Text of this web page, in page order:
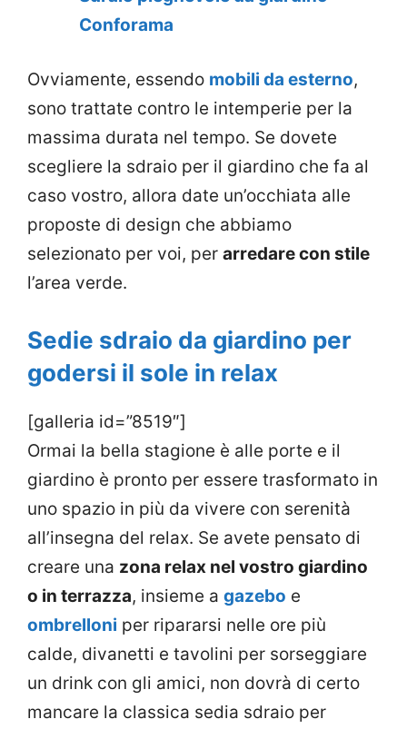
Conforama
Ovviamente, essendo mobili da esterno,
sono trattate contro le intemperie per la
massima durata nel tempo. Se dovete
scegliere la sdraio per il giardino che fa al
caso vostro, allora date un’occhiata alle
proposte di design che abbiamo
selezionato per voi, per arredare con stile
l’area verde.
Sedie sdraio da giardino per
godersi il sole in relax
[galleria id=”8519″]
Ormai la bella stagione è alle porte e il
giardino è pronto per essere trasformato in
uno spazio in più da vivere con serenità
all’insegna del relax. Se avete pensato di
creare una zona relax nel vostro giardino
o in terrazza, insieme a gazebo e
ombrelloni per ripararsi nelle ore più
calde, divanetti e tavolini per sorseggiare
un drink con gli amici, non dovrà di certo
mancare la classica sedia sdraio per